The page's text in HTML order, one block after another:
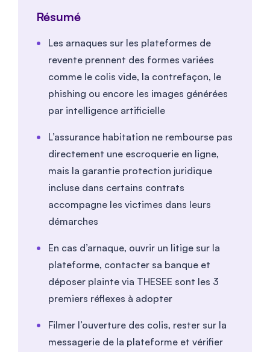
Résumé
Les arnaques sur les plateformes de
revente prennent des formes variées
comme le colis vide, la contrefaçon, le
phishing ou encore les images générées
par intelligence artificielle
L’assurance habitation ne rembourse pas
directement une escroquerie en ligne,
mais la garantie protection juridique
incluse dans certains contrats
accompagne les victimes dans leurs
démarches
En cas d’arnaque, ouvrir un litige sur la
plateforme, contacter sa banque et
déposer plainte via THESEE sont les 3
premiers réflexes à adopter
Filmer l’ouverture des colis, rester sur la
messagerie de la plateforme et vérifier